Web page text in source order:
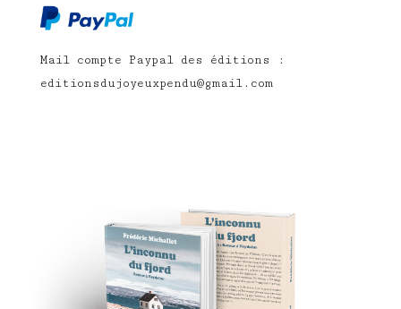
Mail compte Paypal des éditions :
editionsdujoyeuxpendu@gmail.com